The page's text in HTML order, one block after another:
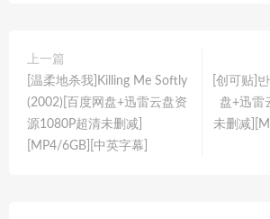
上一篇
[温柔地杀我]Killing Me Softly
(2002)[百度网盘+迅雷云盘资
源1080P超清未删减]
[MP4/6GB][中英字幕]
[创可贴]
盘+迅雷
未删减